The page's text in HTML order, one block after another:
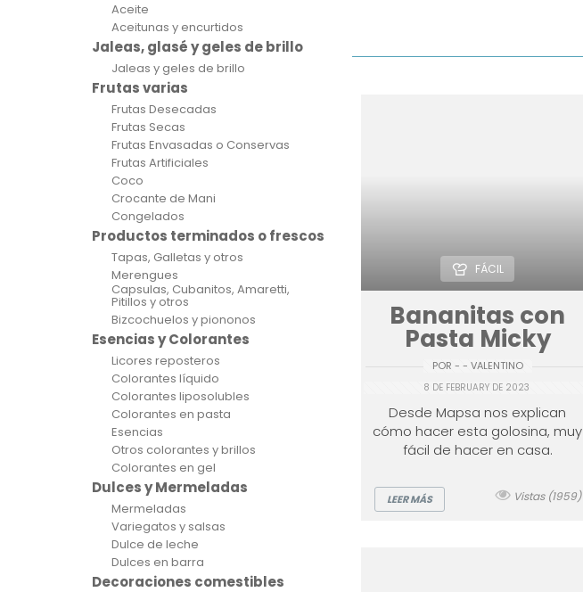
Aceite
Aceitunas y encurtidos
Jaleas, glasé y geles de brillo
Jaleas y geles de brillo
Frutas varias
Frutas Desecadas
Frutas Secas
Frutas Envasadas o Conservas
Frutas Artificiales
Coco
Crocante de Mani
Congelados
Productos terminados o frescos
Tapas, Galletas y otros
Merengues
Capsulas, Cubanitos, Amaretti,
Pitillos y otros
Bizcochuelos y piononos
Esencias y Colorantes
Licores reposteros
Colorantes líquido
Colorantes liposolubles
Colorantes en pasta
Esencias
Otros colorantes y brillos
Colorantes en gel
Dulces y Mermeladas
Mermeladas
Variegatos y salsas
Dulce de leche
Dulces en barra
Decoraciones comestibles
FÁCIL
Bananitas con
Pasta Micky
POR - - VALENTINO
8 DE FEBRUARY DE 2023
Desde Mapsa nos explican
cómo hacer esta golosina, muy
fácil de hacer en casa.
Vistas (1959)
LEER MÁS